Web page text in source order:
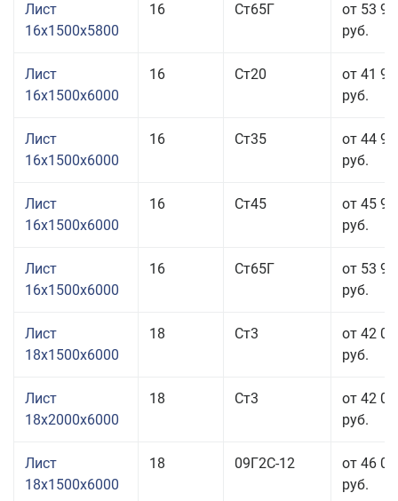
Лист
16x1500x5800
16 Ст65Г
от 53
руб.
Лист
16x1500x6000
16 Ст20
от 41
руб.
Лист
16x1500x6000
16 Ст35
от 44
руб.
Лист
16x1500x6000
16 Ст45
от 45
руб.
Лист
16x1500x6000
16 Ст65Г
от 53
руб.
Лист
18x1500x6000
18 Ст3
от 42
руб.
Лист
18x2000x6000
18 Ст3
от 42
руб.
Лист
18x1500x6000
18 09Г2С-12
от 46
руб.